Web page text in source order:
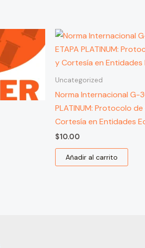
Uncategorized
Norma Internacional G-
PLATINUM: Protocolo
Cortesía en Entidades
$10.00
Añadir al carrito